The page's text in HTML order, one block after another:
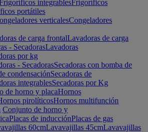
integrablesFrigoríficos
portátiles
verticalesCongeladores
de carga frontalLavadoras de carga
- SecadorasLavadoras
por kg
- SecadorasSecadoras con bomba de
condensaciónSecadoras de
integrablesSecadoras por Kg
de horno y placaHornos
pirolíticosHornos multifunción
Conjunto de horno y
Placas de inducciónPlacas de gas
60cmLavavajillas 45cmLavavajillas